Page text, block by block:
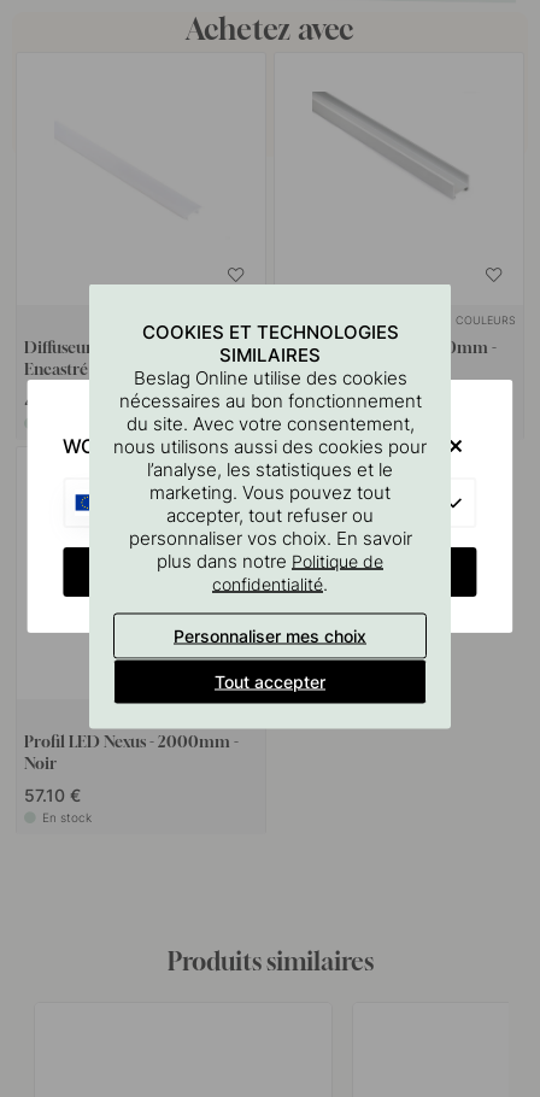
Achetez avec
Diffuseur Nexus - 2000mm -
Encastré
47.90 €
+ COULEURS
Profil LED Nexus - 2000mm -
Aluminium
57.10 €
En stock
Profil LED Nexus - 2000mm -
Noir
57.10 €
En stock
Produits similaires
COOKIES ET TECHNOLOGIES
SIMILAIRES
Beslag Online utilise des cookies
nécessaires au bon fonctionnement
du site. Avec votre consentement,
nous utilisons aussi des cookies pour
l’analyse, les statistiques et le
marketing. Vous pouvez tout
accepter, tout refuser ou
personnaliser vos choix. En savoir
plus dans notre Politique de
confidentialité.
Personnaliser mes choix
Tout accepter
WOULD YOU RATHER VISIT?
CHANGE COUNTRY